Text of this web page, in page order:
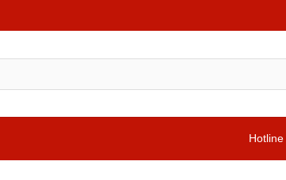
Hotline